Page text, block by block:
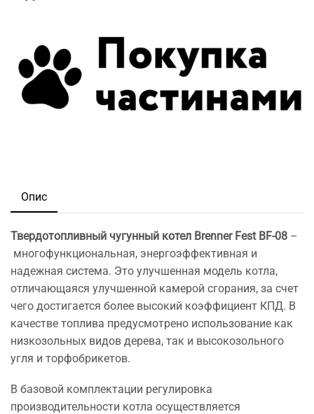
Опис
Твердотопливный чугунный котел Brenner Fest BF-08 –
многофункциональная, энергоэффективная и
надежная система. Это улучшенная модель котла,
отличающаяся улучшенной камерой сгорания, за счет
чего достигается более высокий коэффициент КПД. В
качестве топлива предусмотрено использование как
низкозольных видов дерева, так и высокозольного
угля и торфобрикетов.
В базовой комплектации регулировка
производительности котла осуществляется